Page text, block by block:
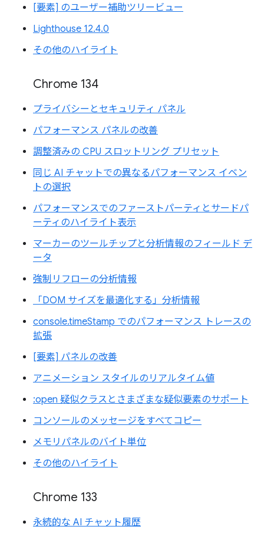
[要素] のユーザー補助ツリービュー
Lighthouse 12.4.0
その他のハイライト
Chrome 134
プライバシーとセキュリティ パネル
パフォーマンス パネルの改善
調整済みの CPU スロットリング プリセット
同じ AI チャットでの異なるパフォーマンス イベン
トの選択
パフォーマンスでのファーストパーティとサードパ
ーティのハイライト表示
マーカーのツールチップと分析情報のフィールド デ
ータ
強制リフローの分析情報
「DOM サイズを最適化する」分析情報
console.timeStamp でのパフォーマンス トレースの
拡張
[要素] パネルの改善
アニメーション スタイルのリアルタイム値
:open 疑似クラスとさまざまな疑似要素のサポート
コンソールのメッセージをすべてコピー
メモリパネルのバイト単位
その他のハイライト
Chrome 133
永続的な AI チャット履歴